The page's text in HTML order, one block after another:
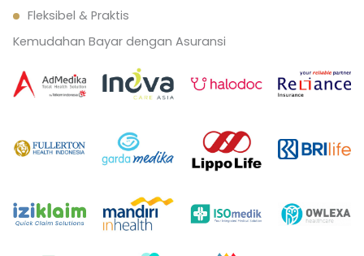
Fleksibel & Praktis
Kemudahan Bayar dengan Asuransi